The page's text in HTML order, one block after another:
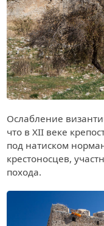
Ослабление
что в XII веке
под натиском
крестоносцев,
похода.